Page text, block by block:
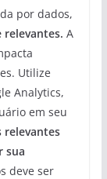
por dados,
relevantes. A
Utilize
Analytics,
em seu
relevantes
sua
deve ser